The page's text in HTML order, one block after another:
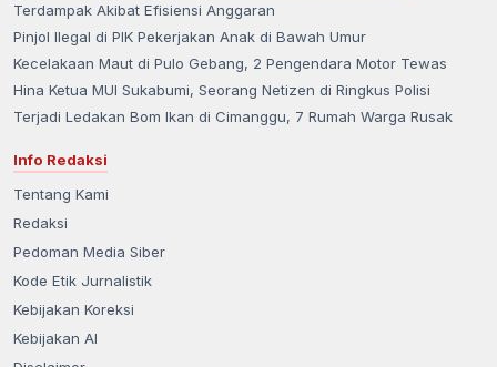
Terdampak Akibat Efisiensi Anggaran
Pinjol Ilegal di PIK Pekerjakan Anak di Bawah Umur
Kecelakaan Maut di Pulo Gebang, 2 Pengendara Motor Tewas
Hina Ketua MUI Sukabumi, Seorang Netizen di Ringkus Polisi
Terjadi Ledakan Bom Ikan di Cimanggu, 7 Rumah Warga Rusak
Info Redaksi
Tentang Kami
Redaksi
Pedoman Media Siber
Kode Etik Jurnalistik
Kebijakan Koreksi
Kebijakan AI